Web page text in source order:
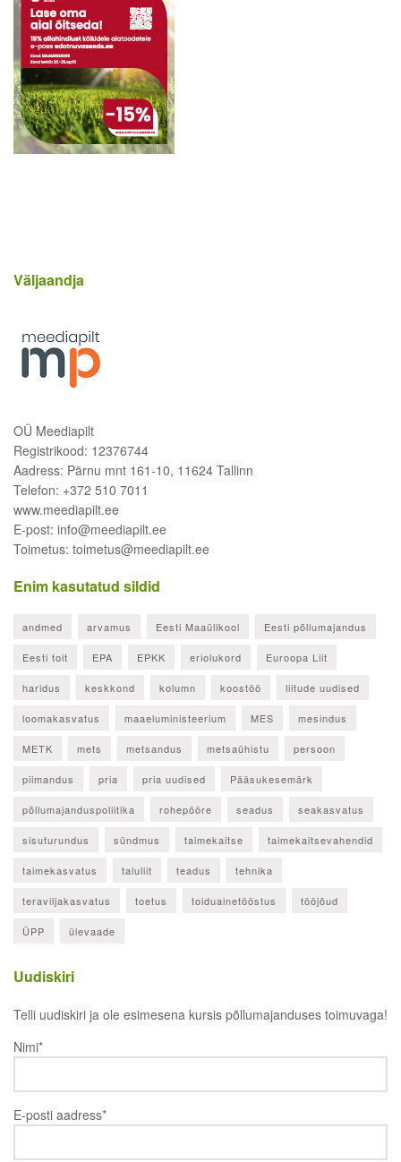
Väljaandja
OÜ Meediapilt
Registrikood: 12376744
Aadress: Pärnu mnt 161-10, 11624 Tallinn
Telefon: +372 510 7011
www.meediapilt.ee
E-post: info@meediapilt.ee
Toimetus: toimetus@meediapilt.ee
Enim kasutatud sildid
andmed arvamus Eesti Maaülikool Eesti põllumajandus
Eesti toit EPA EPKK eriolukord Euroopa Liit
haridus keskkond kolumn koostöö liitude uudised
loomakasvatus maaeluministeerium MES mesindus
METK mets metsandus metsaühistu persoon
piimandus pria pria uudised Pääsukesemärk
põllumajanduspoliitika rohepööre seadus seakasvatus
sisuturundus sündmus taimekaitse taimekaitsevahendid
taimekasvatus taluliit teadus tehnika
teraviljakasvatus toetus toiduainetööstus tööjõud
ÜPP ülevaade
Uudiskiri
Telli uudiskiri ja ole esimesena kursis põllumajanduses toimuvaga!
Nimi*
E-posti aadress*